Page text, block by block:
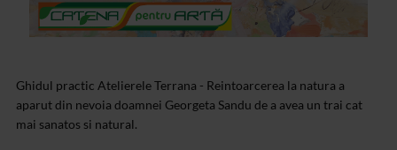
Ghidul practic Atelierele Terrana - Reintoarcerea la natura a
aparut din nevoia doamnei Georgeta Sandu de a avea un trai cat
mai sanatos si natural.